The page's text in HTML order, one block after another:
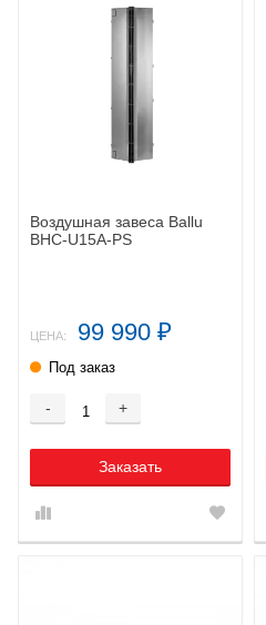
Воздушная завеса Ballu
BHC-U15A-PS
ЦЕНА: 99 990 ₽
Под заказ
- +
Заказать